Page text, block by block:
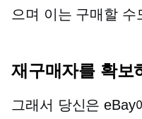
으며 이는 구매할
재구매자를 확보
그래서 당신은